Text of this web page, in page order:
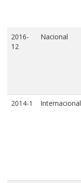
2016-
12
Nacional
2014-1 Internacional